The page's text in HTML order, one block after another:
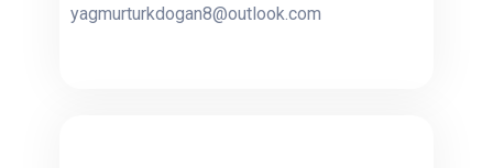
yagmurturkdogan8@outlook.com